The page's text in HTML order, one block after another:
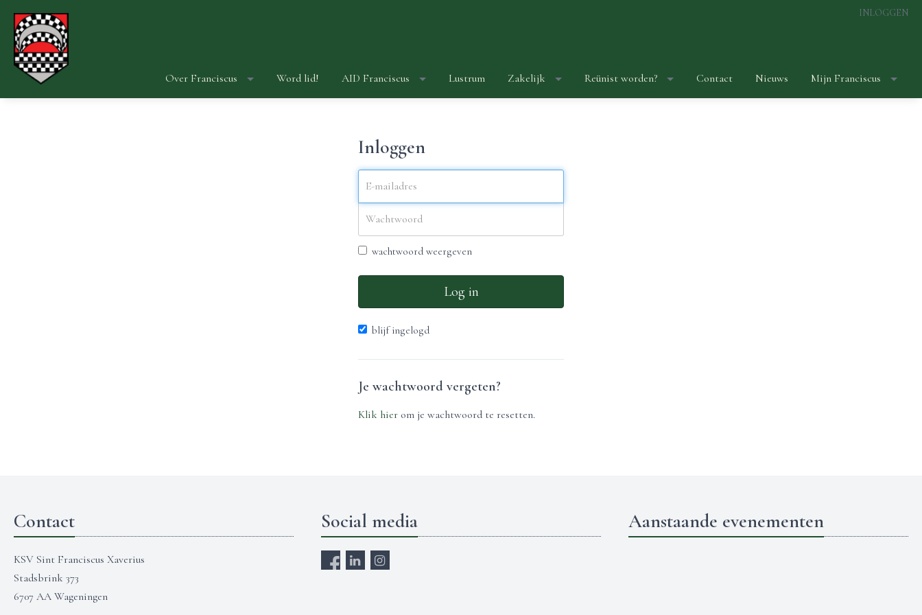
INLOGGEN
Over Franciscus Word lid! AID Franciscus Lustrum Zakelijk Reünist worden? Contact Nieuws Mijn Franciscus
Inloggen
wachtwoord weergeven
Log in
blijf ingelogd
Je wachtwoord vergeten?
Klik hier om je wachtwoord te resetten.
Contact
KSV Sint Franciscus Xaverius
Stadsbrink 373
6707 AA Wageningen
Social media Aanstaande evenementen